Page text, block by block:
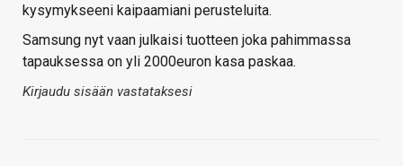
kysymykseeni kaipaamiani perusteluita.
Samsung nyt vaan julkaisi tuotteen joka pahimmassa
tapauksessa on yli 2000euron kasa paskaa.
Kirjaudu sisään vastataksesi